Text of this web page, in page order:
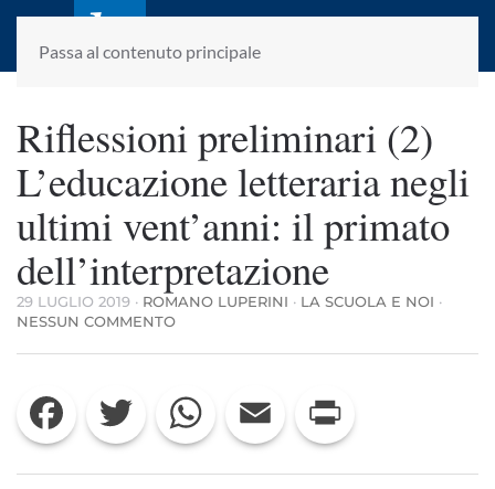
Passa al contenuto principale
laletteraturaenoi.it
fondato da Romano Luperini
Riflessioni preliminari (2)
L’educazione letteraria negli
ultimi vent’anni: il primato
dell’interpretazione
29 LUGLIO 2019 · ROMANO LUPERINI · LA SCUOLA E NOI ·
NESSUN COMMENTOSU
PRELIMINARI
L’EDUCAZIONE
LETTERARIA
NEGLI
VENT’ANNI:
Facebook Twitter WhatsApp Email